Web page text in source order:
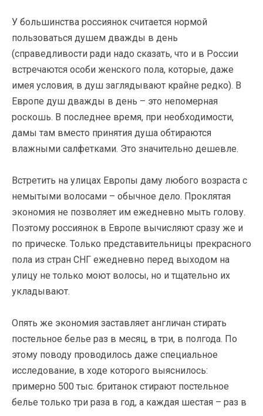
У большинства россиянок считается нормой
пользоваться душем дважды в день
(справедливости ради надо сказать, что и в России
встречаются особи женского пола, которые, даже
имея условия, в душ заглядывают крайне редко). В
Европе душ дважды в день – это непомерная
роскошь. В последнее время, при необходимости,
дамы там вместо принятия душа обтираются
влажными салфетками. Это значительно дешевле.
Встретить на улицах Европы даму любого возраста с
немытыми волосами – обычное дело. Проклятая
экономия не позволяет им ежедневно мыть голову.
Поэтому россиянок в Европе вычисляют сразу же и
по прическе. Только представительницы прекрасного
пола из стран СНГ ежедневно перед выходом на
улицу не только моют волосы, но и тщательно их
укладывают.
Опять же экономия заставляет англичан стирать
постельное белье раз в месяц, в три, в полгода. По
этому поводу проводилось даже специальное
исследование, в ходе которого выяснилось:
примерно 500 тыс. британок стирают постельное
белье только три раза в год, а каждая шестая – раз в